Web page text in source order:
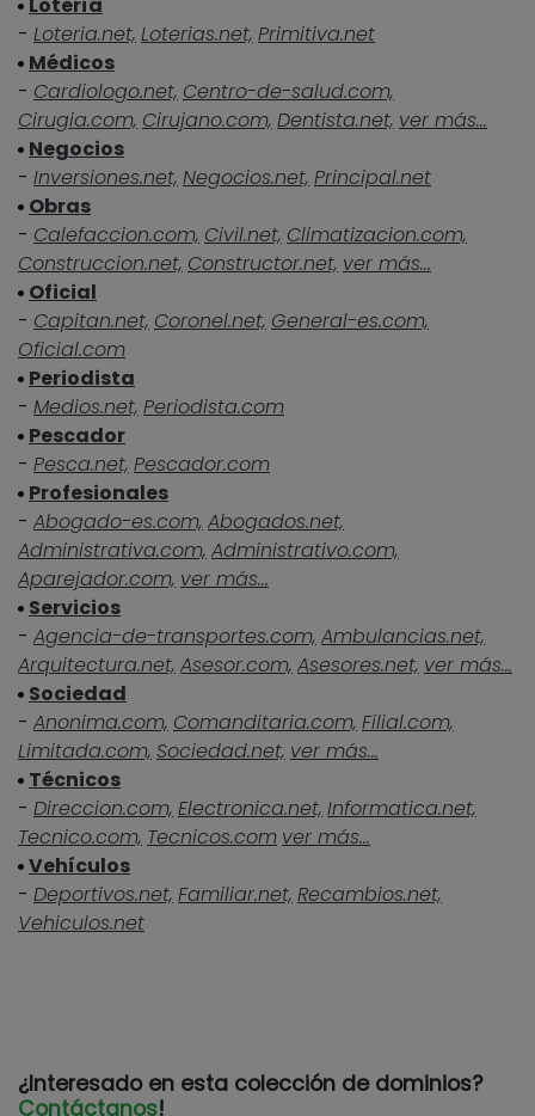
- Loteria.net, Loterias.net, Primitiva.net
Médicos
- Cardiologo.net, Centro-de-salud.com,
Cirugia.com, Cirujano.com, Dentista.net, ver más...
Negocios
- Inversiones.net, Negocios.net, Principal.net
Obras
- Calefaccion.com, Civil.net, Climatizacion.com,
Construccion.net, Constructor.net, ver más...
Oficial
- Capitan.net, Coronel.net, General-es.com,
Oficial.com
Periodista
- Medios.net, Periodista.com
Pescador
- Pesca.net, Pescador.com
Profesionales
- Abogado-es.com, Abogados.net,
Administrativa.com, Administrativo.com,
Aparejador.com, ver más...
Servicios
- Agencia-de-transportes.com, Ambulancias.net,
Arquitectura.net, Asesor.com, Asesores.net, ver más...
Sociedad
- Anonima.com, Comanditaria.com, Filial.com,
Limitada.com, Sociedad.net, ver más...
Técnicos
- Direccion.com, Electronica.net, Informatica.net,
Tecnico.com, Tecnicos.com ver más...
Vehículos
- Deportivos.net, Familiar.net, Recambios.net,
Vehiculos.net
¿Interesado en esta colección de dominios?
Contáctanos!